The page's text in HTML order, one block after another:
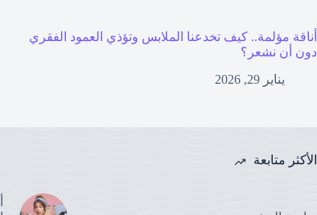
أناقة مؤلمة.. كيف تخدعنا الملابس وتؤذي العمود الفقري
دون أن نشعر؟
يناير 29, 2026
الأكثر متابعة